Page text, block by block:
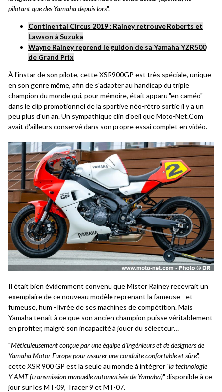
pilotant que des Yamaha depuis lors".
Continental Circus 2019 : Rainey retrouve Roberts et
Lawson à Suzuka
Wayne Rainey reprend le guidon de sa Yamaha YZR500
de Grand Prix
À l'instar de son pilote, cette XSR900GP est très spéciale, unique
en son genre même, afin de s'adapter au handicap du triple
champion du monde qui, pour mémoire, était apparu "en caméo"
dans le clip promotionnel de la sportive néo-rétro sortie il y a un
peu plus d'un an. Un sympathique clin d'oeil que Moto-Net.Com
avait d'ailleurs conservédans son propre essai complet en vidéo.
Il était bien évidemment convenu que Mister Rainey recevrait un
exemplaire de ce nouveau modèle reprenant la fameuse - et
fumeuse, hum - livrée de ses machines de compétition. Mais
Yamaha tenait à ce que son ancien champion puisse véritablement
en profiter, malgré son incapacité à jouer du sélecteur…
"Méticuleusement conçue par une équipe d'ingénieurs et de designers de
Yamaha Motor Europe pour assurer une conduite confortable et sûre",
cette XSR 900 GP est la seule au monde à intégrer "la technologie
Y-AMT (transmission manuelle automatisée de Yamaha)" disponible à ce
jour sur les MT-09, Tracer 9 et MT-07.